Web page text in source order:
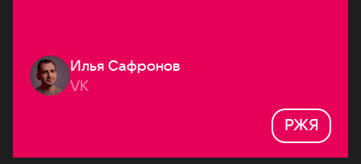
Илья Сафронов
VK
РЖЯ